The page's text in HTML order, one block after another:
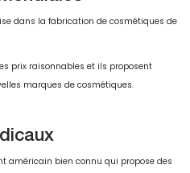
dans la fabrication de cosmétiques de
prix raisonnables et ils proposent
marques de cosmétiques.
américain bien connu qui propose des